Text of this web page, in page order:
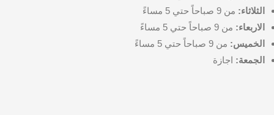
الثلاثاء: من 9 صباحاً حتي 5 مساءً
الاربعاء: من 9 صباحاً حتي 5 مساءً
الخميس: من 9 صباحاً حتي 5 مساءً
الجمعة: اجازة